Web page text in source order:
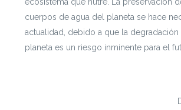
cuerpos de agua del planeta se hace
actualidad, debido a que la degradación
planeta es un riesgo inminente para el